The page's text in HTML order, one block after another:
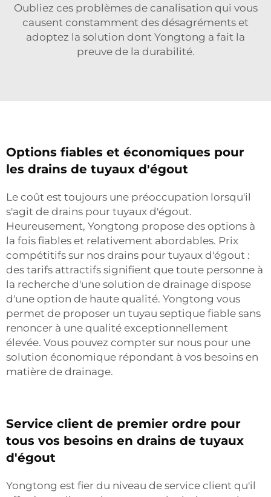
Oubliez ces problèmes de canalisation qui vous
causent constamment des désagréments et
adoptez la solution dont Yongtong a fait la
preuve de la durabilité.
Options fiables et économiques pour
les drains de tuyaux d'égout
Le coût est toujours une préoccupation lorsqu'il
s'agit de drains pour tuyaux d'égout.
Heureusement, Yongtong propose des options à
la fois fiables et relativement abordables. Prix
compétitifs sur nos drains pour tuyaux d'égout :
des tarifs attractifs signifient que toute personne à
la recherche d'une solution de drainage dispose
d'une option de haute qualité. Yongtong vous
permet de proposer un tuyau septique fiable sans
renoncer à une qualité exceptionnellement
élevée. Vous pouvez compter sur nous pour une
solution économique répondant à vos besoins en
matière de drainage.
Service client de premier ordre pour
tous vos besoins en drains de tuyaux
d'égout
Yongtong est fier du niveau de service client qu'il